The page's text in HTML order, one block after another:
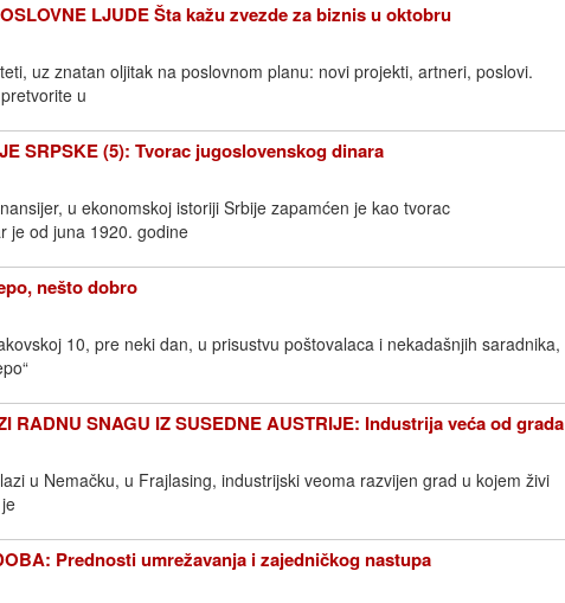
LJUDE Šta kažu zvezde za biznis u oktobru
uz znatan oljitak na poslovnom planu: novi projekti, artneri, poslovi.
u
SRPSKE (5): Tvorac jugoslovenskog dinara
u ekonomskoj istoriji Srbije zapamćen je kao tvorac
je od juna 1920. godine
nešto dobro
10, pre neki dan, u prisustvu poštovalaca i nekadašnjih saradnika,
RADNU SNAGU IZ SUSEDNE AUSTRIJE: Industrija veća od grada
u Nemačku, u Frajlasing, industrijski veoma razvijen grad u kojem živi
Prednosti umrežavanja i zajedničkog nastupa